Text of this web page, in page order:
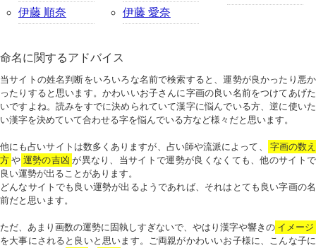
伊藤 順奈
伊藤 愛奈
命名に関するアドバイス
当サイトの姓名判断をいろいろな名前で検索すると、運勢が良かったり悪か
ったりすると思います。かわいいお子さんに字画の良い名前をつけてあげた
いですよね。読みをすでに決められていて漢字に悩んでいる方、逆に使いた
い漢字を決めていて合わせる字を悩んでいる方など様々だと思います。
他にも占いサイトは数多くありますが、占い師や流派によって、
字画の数え
方 や 運勢の吉凶 が異なり、当サイトで運勢が良くなくても、他のサイトで
良い運勢が出ることがあります。
どんなサイトでも良い運勢が出るようであれば、それはとても良い字画の名
前だと思います。
ただ、あまり画数の運勢に固執しすぎないで、やはり漢字や響きの イメージ
を大事にされると良いと思います。ご両親がかわいいお子様に、こんな子に